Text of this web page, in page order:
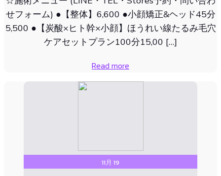
せフォーム) ●【整体】6,600 ●小顔矯正&ヘッド45分
5,500 ●【炭酸×ヒト幹×小顔】ほうれい線たるみ毛穴
ケアセットプラン100分15,00 […]
Read more
11月 19